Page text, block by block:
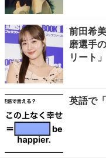
前田希
磨選手
リート
英語で